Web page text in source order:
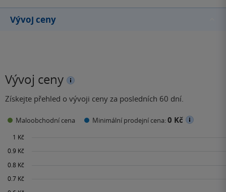
Vývoj ceny
Vývoj ceny
Získejte přehled o vývoji ceny za posledních 60 dní.
Maloobchodní cena Minimální prodejní cena:0 Kč